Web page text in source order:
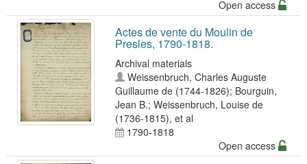
Open access
Actes de vente du Moulin de
Presles, 1790-1818.
Archival materials
Weissenbruch, Charles Auguste
Guillaume de (1744-1826); Bourguin,
Jean B.; Weissenbruch, Louise de
(1736-1815), et al
1790-1818
Open access